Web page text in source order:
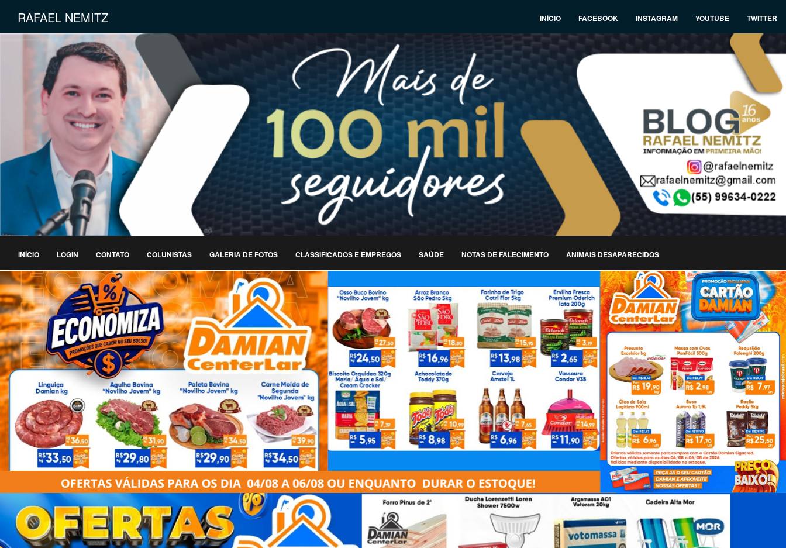
RAFAEL NEMITZ INÍCIO FACEBOOK INSTAGRAM YOUTUBE TWITTER
INÍCIO LOGIN CONTATO COLUNISTAS GALERIA DE FOTOS CLASSIFICADOS E EMPREGOS SAÚDE NOTAS DE FALECIMENTO ANIMAIS DESAPARECIDOS